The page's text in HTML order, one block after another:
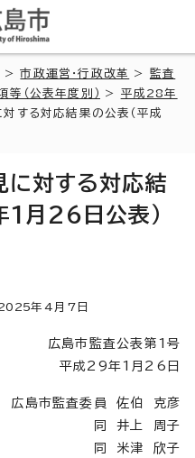
>市政運営・行政改革 > 監査
（公表年度別） > 平成28年
する対応結果の公表（平成
に対する対応結
1月26日公表）
年4月7日
広島市監査公表第1号
平成29年1月26日
広島市監査委員 佐伯 克彦
同 井上 周子
同 米津 欣子